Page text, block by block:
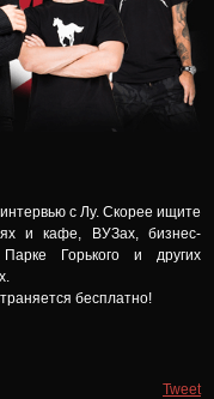
с Лу. Скорее ищите
и кафе, ВУЗах, бизнес-
Горького и других
бесплатно!
Tweet